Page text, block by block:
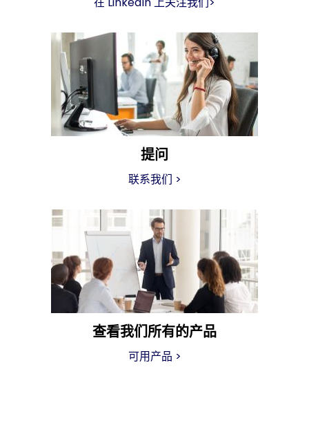
提问
联系我们 >
查看我们所有的产品
可用产品 >